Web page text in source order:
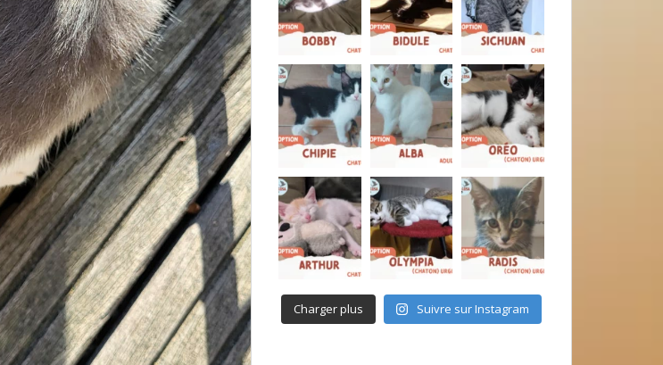
Charger plus Suivre sur Instagram